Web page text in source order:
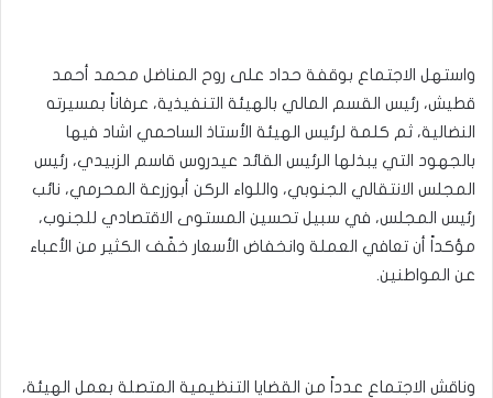
واستهل الاجتماع بوقفة حداد على روح المناضل محمد أحمد
قطيش، رئيس القسم المالي بالهيئة التنفيذية، عرفاناً بمسيرته
النضالية، ثم كلمة لرئيس الهيئة الأستاذ الساحمي اشاد فيها
بالجهود التي يبذلها الرئيس القائد عيدروس قاسم الزبيدي، رئيس
المجلس الانتقالي الجنوبي، واللواء الركن أبوزرعة المحرمي، نائب
رئيس المجلس، في سبيل تحسين المستوى الاقتصادي للجنوب،
مؤكداً أن تعافي العملة وانخفاض الأسعار خفّف الكثير من الأعباء
عن المواطنين.
وناقش الاجتماع عدداً من القضايا التنظيمية المتصلة بعمل الهيئة،